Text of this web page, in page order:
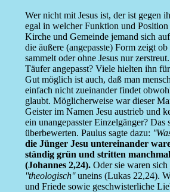
Wer nicht mit Jesus ist, der ist gegen
egal in welcher Funktion und
Kirche und Gemeinde jemand sich
die äußere (angepasste) Form zeigt ob
sammelt oder ohne Jesus nur
Täufer angepasst? Viele hielten ihn
Gut möglich ist auch, daß man
einfach nicht zueinander findet
glaubt. Möglicherweise war dieser
Geister im Namen Jesu austrieb und
ein unangepasster Einzelgänger? Das
überbewerten. Paulus sagte dazu:
die Jünger Jesu untereinander
ständig grün und stritten
(Johannes 2,24).Oder sie waren sich
''theologisch''uneins (Lukas 22,24).
und Friede sowie geschwisterliche